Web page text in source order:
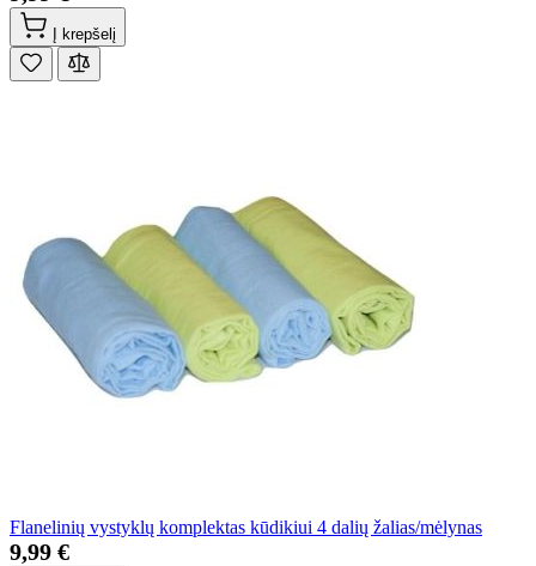
Į krepšelį
Flanelinių vystyklų komplektas kūdikiui 4 dalių žalias/mėlynas
9,99 €